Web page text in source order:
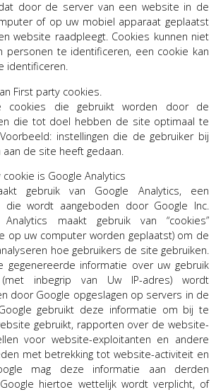
door de server van een website in de
of op uw mobiel apparaat geplaatst
website raadpleegt. Cookies kunnen niet
personen te identificeren, een cookie kan
identificeren.
First party cookies.
cookies die gebruikt worden door de
die tot doel hebben de site optimaal te
instellingen die de gebruiker bij
de site heeft gedaan.
is Google Analytics
gebruik van Google Analytics, een
die wordt aangeboden door Google Inc.
Analytics maakt gebruik van “cookies”
op uw computer worden geplaatst) om de
hoe gebruikers de site gebruiken.
gegenereerde informatie over uw gebruik
inbegrip van Uw IP-adres) wordt
door Google opgeslagen op servers in de
gebruikt deze informatie om bij te
gebruikt, rapporten over de website-
voor website-exploitanten en andere
met betrekking tot website-activiteit en
mag deze informatie aan derden
hiertoe wettelijk wordt verplicht, of